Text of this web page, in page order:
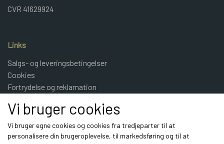
CVR 41629924
Links
Salgs- og leveringsbetingelser
Cookies
Fortrydelse og reklamation
Om os
Vi bruger cookies
Vi bruger egne cookies og cookies fra tredjeparter til at
personalisere din brugeroplevelse, til markedsføring og til at